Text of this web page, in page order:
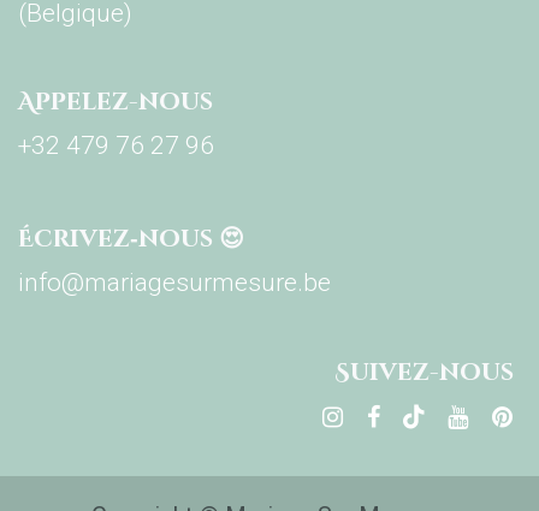
(Belgique)
Appelez-nous
+32 479 76 27 96
Écrivez‑nous 😍
info@mariagesurmesure.be
Su​ivez-nous